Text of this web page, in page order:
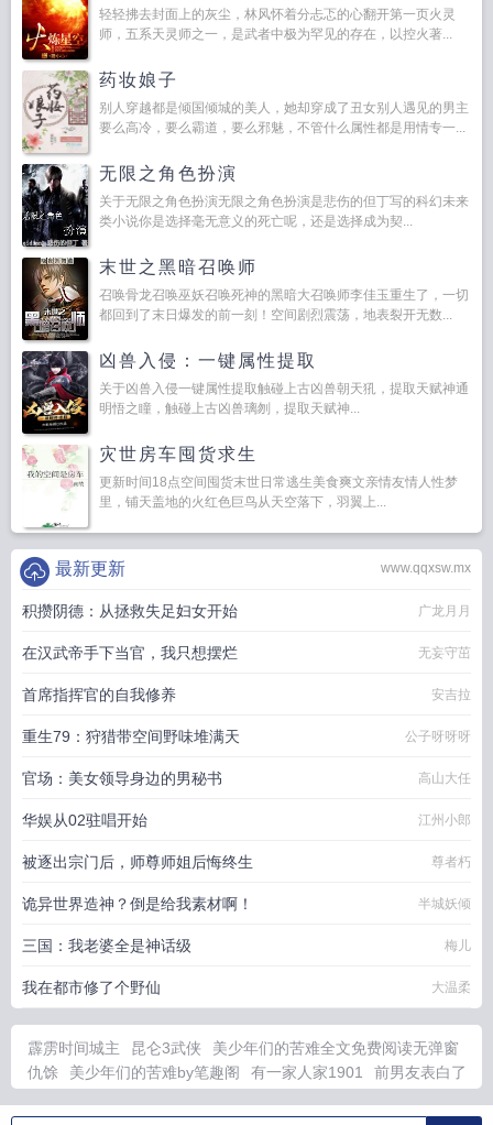
轻轻拂去封面上的灰尘，林风怀着分忐忑的心翻开第一页火灵
师，五系天灵师之一，是武者中极为罕见的存在，以控火著...
药妆娘子
别人穿越都是倾国倾城的美人，她却穿成了丑女别人遇见的男主
要么高冷，要么霸道，要么邪魅，不管什么属性都是用情专一...
无限之角色扮演
关于无限之角色扮演无限之角色扮演是悲伤的但丁写的科幻未来
类小说你是选择毫无意义的死亡呢，还是选择成为契...
末世之黑暗召唤师
召唤骨龙召唤巫妖召唤死神的黑暗大召唤师李佳玉重生了，一切
都回到了末日爆发的前一刻！空间剧烈震荡，地表裂开无数...
凶兽入侵：一键属性提取
关于凶兽入侵一键属性提取触碰上古凶兽朝天犼，提取天赋神通
明悟之瞳，触碰上古凶兽璃刎，提取天赋神...
灾世房车囤货求生
更新时间18点空间囤货末世日常逃生美食爽文亲情友情人性梦
里，铺天盖地的火红色巨鸟从天空落下，羽翼上...
www.qqxsw.mx
最新更新
积攒阴德：从拯救失足妇女开始 广龙月月
在汉武帝手下当官，我只想摆烂 无妄守茁
首席指挥官的自我修养 安吉拉
重生79：狩猎带空间野味堆满天 公子呀呀呀
官场：美女领导身边的男秘书 高山大任
华娱从02驻唱开始 江州小郎
被逐出宗门后，师尊师姐后悔终生 尊者朽
诡异世界造神？倒是给我素材啊！ 半城妖倾
三国：我老婆全是神话级 梅儿
我在都市修了个野仙 大温柔
霹雳时间城主 昆仑3武侠
美少年们的苦难全文免费阅读无弹窗
仇馀
美少年们的苦难by笔趣阁 有一家人家1901
前男友表白了
为土影开始
幻想之云 都市之极品后全集 穿越红楼之双男主 霹